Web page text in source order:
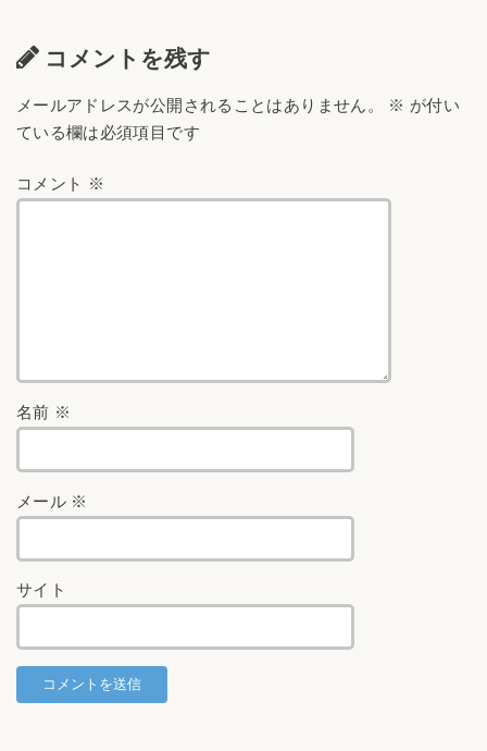
コメントを残す
メールアドレスが公開されることはありません。 ※ が付い
ている欄は必須項目です
コメント ※
名前 ※
メール ※
サイト